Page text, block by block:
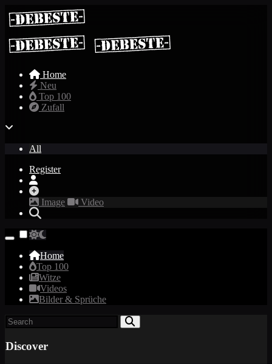
Home
Neu
Top 100
Zufall
All
Register
Image Video
Home
Top 100
Witze
Videos
Bilder & Sprüche
Discover